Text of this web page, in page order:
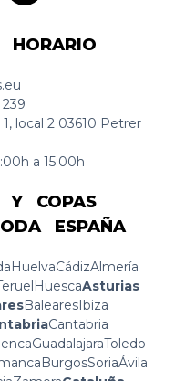
HORARIO
239
local 2 03610 Petrer
a 15:00h
Y COPAS
ESPAÑA
HuelvaCádizAlmería
HuescaAsturias
BalearesIbiza
Cantabria
GuadalajaraToledo
BurgosSoriaÁvila